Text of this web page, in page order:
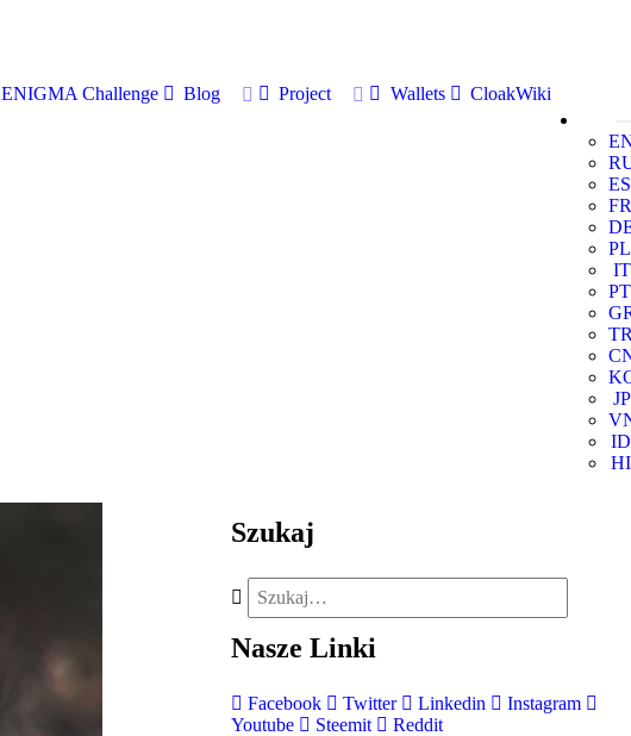
ENIGMA Challenge Blog Project Wallets
CloakWiki
ES
FR
PL
IT
PT
JP
ID
HI
Szukaj
Nasze Linki
Facebook Twitter Linkedin
Instagram
Youtube
Steemit Reddit